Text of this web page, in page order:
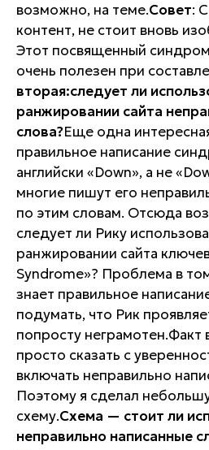
возможно, на теме.Совет:
контент, не стоит вновь
Этот посвященный
очень полезен при
вторая:следует ли
ранжировании сайта
слова?Еще одна
правильное написание
английски «Down», а не
многие пишут его
по этим словам. Отсюда
следует ли Рику
ранжировании сайта
Syndrome»? Проблема в
знает правильное
подумать, что Рик
попросту неграмотен.Факт
просто сказать с
включать неправильно
Поэтому я сделал
схему.Схема — стоит ли
неправильно написанные